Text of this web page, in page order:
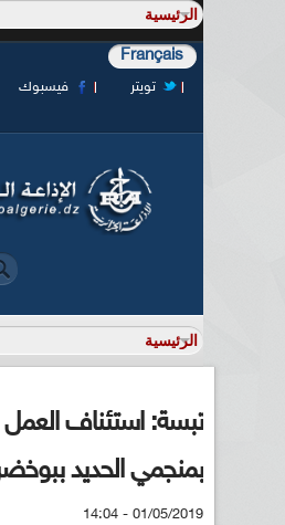
Français
فيسبوك
تويتر
تبسة: استئناف
بمنجمي الحديد
01/05/2019 - 14:04